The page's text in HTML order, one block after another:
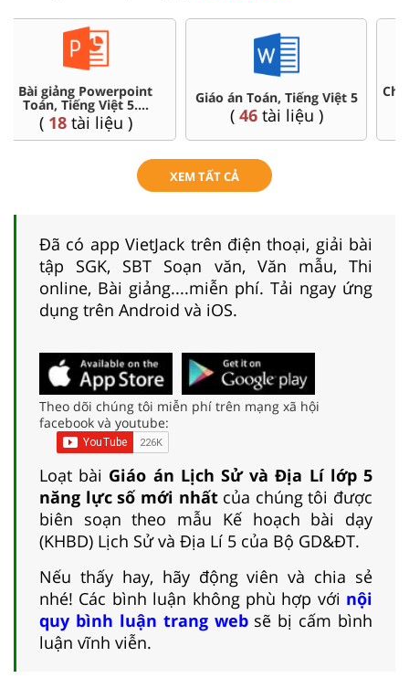
Chuyên đề dạy thêm Toán,
Tiếng Việt ...5
( 36tài liệu )
Ôn thi vào 6 chuyên, CLC
(4tài liệu )
XEM TẤT CẢ
Đã có app VietJack trên điện thoại, giải bài
tập SGK, SBT Soạn văn, Văn mẫu, Thi
online, Bài giảng....miễn phí. Tải ngay ứng
dụng trên Android và iOS.
Theo dõi chúng tôi miễn phí trên mạng xã hội
facebook và youtube:
Loạt bài Giáo án Lịch Sử và Địa Lí lớp 5
năng lực số mới nhấtcủa chúng tôi được
biên soạn theo mẫu Kế hoạch bài dạy
(KHBD) Lịch Sử và Địa Lí 5 của Bộ GD&ĐT.
Nếu thấy hay, hãy động viên và chia sẻ
nhé! Các bình luận không phù hợp với nội
quy bình luận trang websẽ bị cấm bình
luận vĩnh viễn.